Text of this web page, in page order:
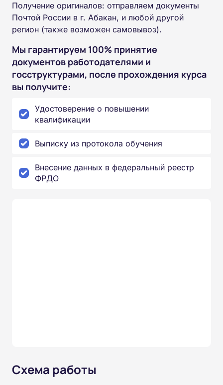
Получение оригиналов: отправляем документы
Почтой России в г. Абакан, и любой другой
регион (также возможен самовывоз).
Мы гарантируем 100% принятие
документов работодателями и
госструктурами, после прохождения курса
вы получите:
Удостоверение о повышении
квалификации
Выписку из протокола обучения
Внесение данных в федеральный реестр
ФРДО
Схема работы